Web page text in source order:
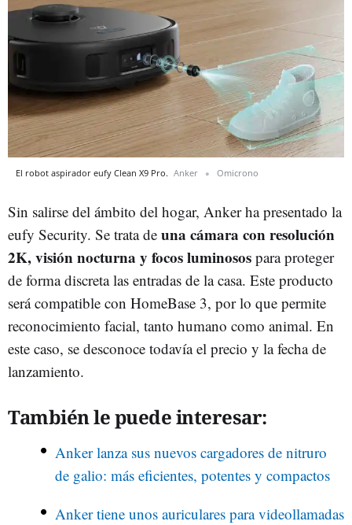
El robot aspirador eufy Clean X9 Pro. Anker Omicrono
Sin salirse del ámbito del hogar, Anker ha presentado la
eufy Security. Se trata de una cámara con resolución
2K, visión nocturna y focos luminosos para proteger
de forma discreta las entradas de la casa. Este producto
será compatible con HomeBase 3, por lo que permite
reconocimiento facial, tanto humano como animal. En
este caso, se desconoce todavía el precio y la fecha de
lanzamiento.
También le puede interesar:
Anker lanza sus nuevos cargadores de nitruro
de galio: más eficientes, potentes y compactos
Anker tiene unos auriculares para videollamadas